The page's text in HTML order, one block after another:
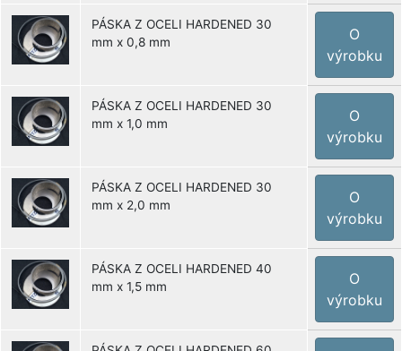
PÁSKA Z OCELI HARDENED 30
mm x 0,8 mm
O
výrobku
PÁSKA Z OCELI HARDENED 30
mm x 1,0 mm
O
výrobku
PÁSKA Z OCELI HARDENED 30
mm x 2,0 mm
O
výrobku
PÁSKA Z OCELI HARDENED 40
mm x 1,5 mm
O
výrobku